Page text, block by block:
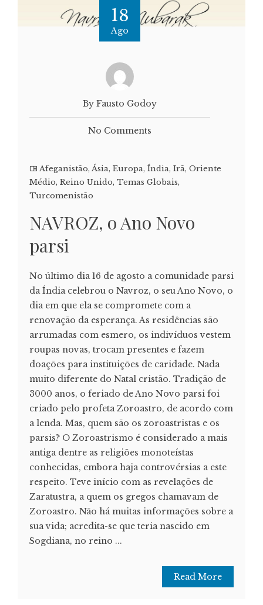
18
Ago
By Fausto Godoy
No Comments
Afeganistão, Ásia, Europa, Índia, Irã, Oriente
Médio, Reino Unido, Temas Globais,
Turcomenistão
NAVROZ, o Ano Novo
parsi
No último dia 16 de agosto a comunidade parsi
da Índia celebrou o Navroz, o seu Ano Novo, o
dia em que ela se compromete com a
renovação da esperança. As residências são
arrumadas com esmero, os indivíduos vestem
roupas novas, trocam presentes e fazem
doações para instituições de caridade. Nada
muito diferente do Natal cristão. Tradição de
3000 anos, o feriado de Ano Novo parsi foi
criado pelo profeta Zoroastro, de acordo com
a lenda. Mas, quem são os zoroastristas e os
parsis? O Zoroastrismo é considerado a mais
antiga dentre as religiões monoteístas
conhecidas, embora haja controvérsias a este
respeito. Teve início com as revelações de
Zaratustra, a quem os gregos chamavam de
Zoroastro. Não há muitas informações sobre a
sua vida; acredita-se que teria nascido em
Sogdiana, no reino ...
Read More